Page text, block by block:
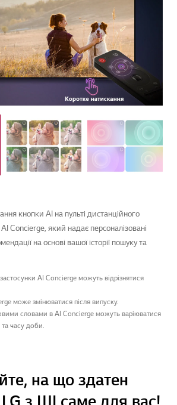
кнопки AI на пульті дистанційного
Concierge, який надає персоналізовані
на основі вашої історії пошуку та
AI Concierge можуть відрізнятися
може змінюватися після випуску.
словами в AI Concierge можуть варіюватися
та часу доби.
на що здатен